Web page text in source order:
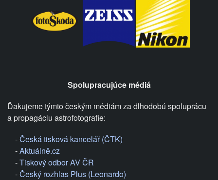
Spolupracujúce médiá
Ďakujeme týmto českým médiám za dlhodobú spoluprácu
a propagáciu astrofotografie:
-Česká tisková kancelář (ČTK)
-Aktuálně.cz
-Tiskový odbor AV ČR
-Český rozhlas Plus (Leonardo)